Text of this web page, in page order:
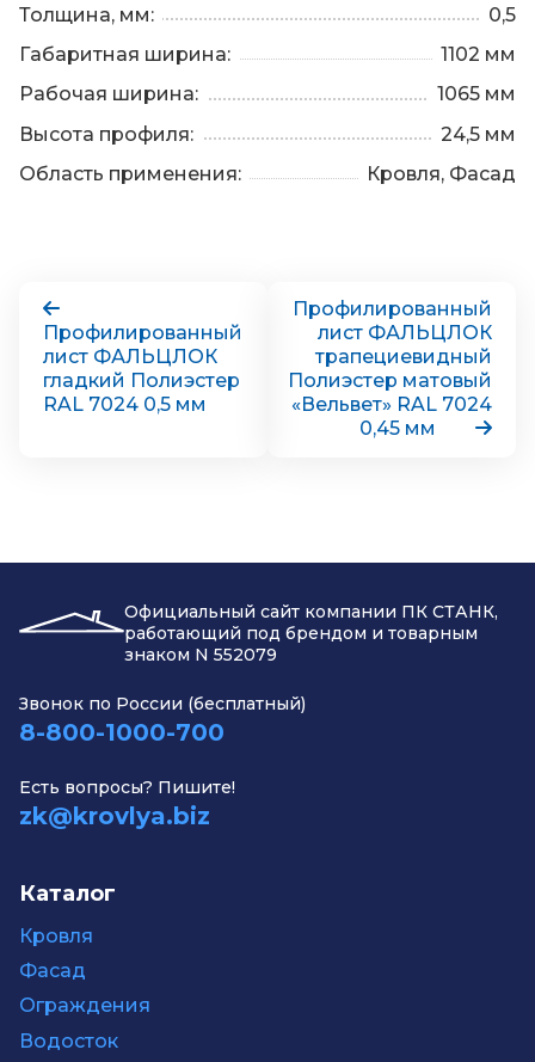
Толщина, мм:
0,5
Габаритная ширина:
1102 мм
Рабочая ширина:
1065 мм
Высота профиля:
24,5 мм
Область применения:
Кровля, Фасад
Профилированный
лист ФАЛЬЦЛОК
гладкий Полиэстер
RAL 7024 0,5 мм
Профилированный
лист ФАЛЬЦЛОК
трапециевидный
Полиэстер матовый
«Вельвет» RAL 7024
0,45 мм
Официальный сайт компании ПК СТАНК,
работающий под брендом и товарным
знаком N 552079
Звонок по России (бесплатный)
8-800-1000-700
Есть вопросы? Пишите!
zk@krovlya.biz
Каталог
Кровля
Фасад
Ограждения
Водосток